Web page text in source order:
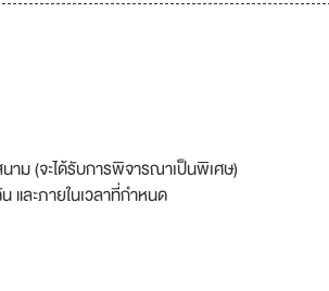
ม (จะได้รับการพิจารณาเป็นพิเศษ)
และภายในเวลาที่กำหนด